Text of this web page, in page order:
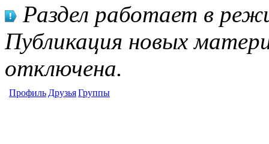
Раздел работает в
Публикация новых
отключена.
Профиль ДрузьяГруппы